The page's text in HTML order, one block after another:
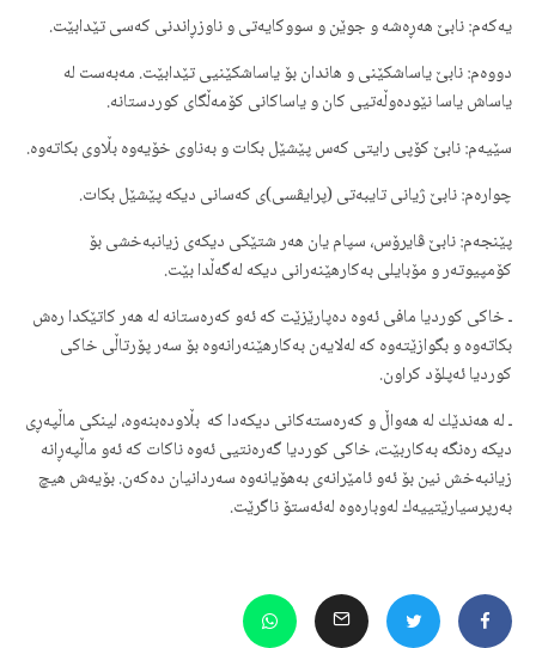
یەكەم: نابێ هەڕەشە و جوێن و سووكایەتی و ناوزڕاندنی كەسی تێدابێت.
دووەم: نابێ یاساشكێنی و هاندان بۆ یاساشكێنیی تێدابێت. مەبەست لە
یاساش یاسا نێودەوڵەتیی كان و یاساكانی کۆمەڵگای كوردستانە.
سێیەم: نابێ كۆپی رایتی كەس پێشێل بكات و بەناوی خۆیەوە بڵاوی بكاتەوە.
چوارەم: نابێ ژیانی تایبەتی (پرایڤسی)ی كەسانی دیكە پێشێل بكات.
پێنجەم: نابێ ڤایرۆس، سپام یان هەر شتێكی دیكەی زیانبەخشی بۆ
كۆمپیوتەر و مۆبایلی بەكارهێنەرانی دیكە لەگەڵدا بێت.
ـ خاکی کوردیا مافی ئەوە دەپارێزێت كە ئەو كەرەستانە لە هەر كاتێكدا رەش
بكاتەوە و بگوازێتەوە كە لەلایەن بەكارهێنەرانەوە بۆ سەر پۆرتاڵی خاکی
کوردیا ئەپلۆد كراون.
ـ لە هەندێك لە هەواڵ و كەرەستەكانی دیكەدا كە بڵاودەبنەوە، لینكی ماڵپەڕی
دیكە رەنگە بەكاربێت، خاکی کوردیا گەرەنتیی ئەوە ناكات كە ئەو ماڵپەڕانە
زیانبەخش نین بۆ ئەو ئامێرانەی بەهۆیانەوە سەردانیان دەكەن. بۆیەش هیچ
بەرپرسیارێتییەك لەوبارەوە لەئەستۆ ناگرێت.